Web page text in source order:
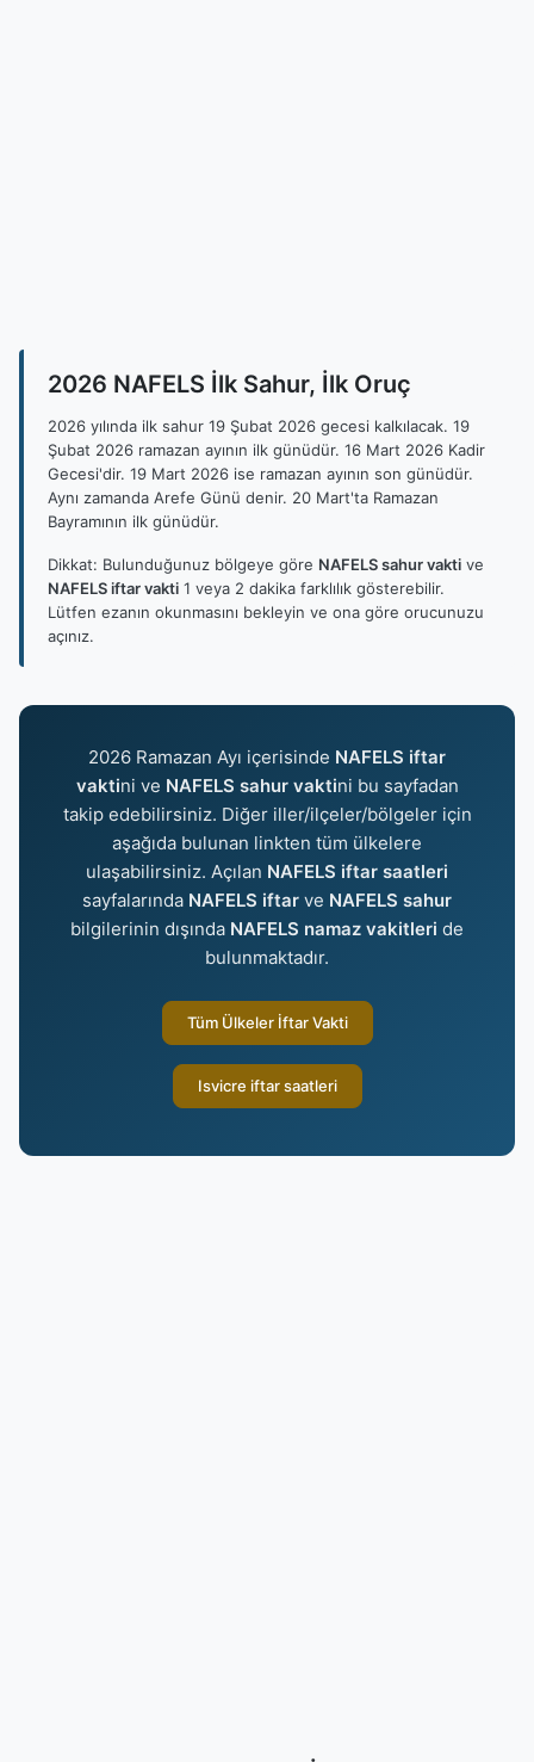
2026 NAFELS İlk Sahur, İlk Oruç
2026 yılında ilk sahur 19 Şubat 2026 gecesi kalkılacak. 19
Şubat 2026 ramazan ayının ilk günüdür. 16 Mart 2026 Kadir
Gecesi'dir. 19 Mart 2026 ise ramazan ayının son günüdür.
Aynı zamanda Arefe Günü denir. 20 Mart'ta Ramazan
Bayramının ilk günüdür.
Dikkat: Bulunduğunuz bölgeye göre NAFELS sahur vakti ve
NAFELS iftar vakti 1 veya 2 dakika farklılık gösterebilir.
Lütfen ezanın okunmasını bekleyin ve ona göre orucunuzu
açınız.
2026 Ramazan Ayı içerisinde NAFELS iftar
vaktini ve NAFELS sahur vaktini bu sayfadan
takip edebilirsiniz. Diğer iller/ilçeler/bölgeler için
aşağıda bulunan linkten tüm ülkelere
ulaşabilirsiniz. Açılan NAFELS iftar saatleri
sayfalarında NAFELS iftar ve NAFELS sahur
bilgilerinin dışında NAFELS namaz vakitleri de
bulunmaktadır.
Tüm Ülkeler İftar Vakti
Isvicre iftar saatleri